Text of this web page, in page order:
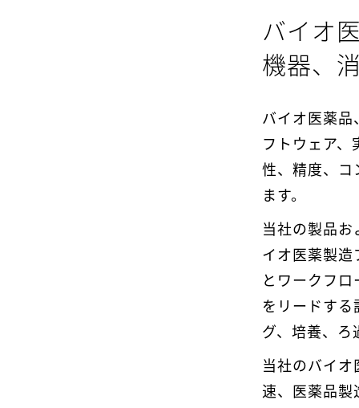
バイオ
機器、
バイオ医薬
フトウェア
性、精度、コ
ます。
当社の製品
イオ医薬製
とワークフ
をリードす
グ、培養、ろ
当社のバイ
速、医薬品